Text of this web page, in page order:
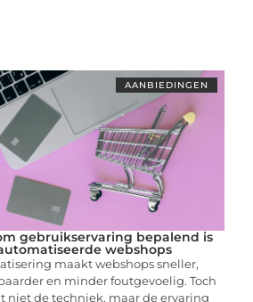
AANBIEDINGEN
gebruikservaring bepalend is
webshops
maakt webshops sneller,
en minder foutgevoelig. Toch
niet de techniek, maar de ervaring